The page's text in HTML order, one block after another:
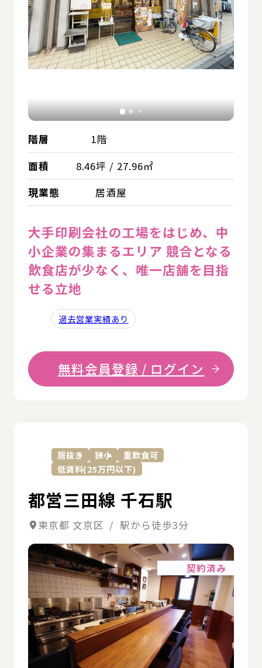
階層
1階
面積
8.46坪 / 27.96㎡
現業態
居酒屋
大手印刷会社の工場をはじめ、中
小企業の集まるエリア 競合となる
飲食店が少なく、唯一店舗を目指
せる立地
過去営業実績あり
無料会員登録 / ログイン
居抜き 狭小
重飲食可
低賃料(25万円以下)
都営三田線 千石駅
東京都 文京区 / 駅から徒歩3分
契約済み